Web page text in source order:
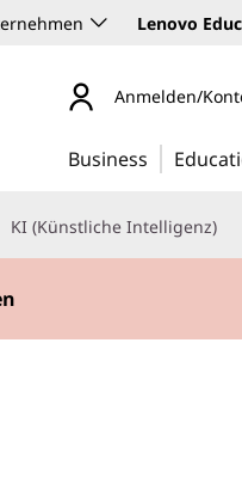
Lenovo
Anmelden/
Business
KI (Künstliche Intelligenz)